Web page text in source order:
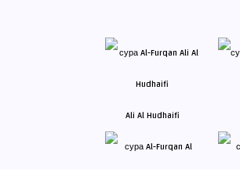
Ali Al Hudhaifi